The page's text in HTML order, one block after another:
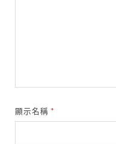
顯示名稱*